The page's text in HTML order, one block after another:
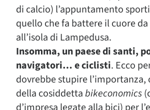
di calcio) l’appuntamento
quello che fa battere il cuore
all’isola di Lampedusa.
Insomma, un paese di santi,
navigatori… e ciclisti. Ecco
dovrebbe stupire l’importanza,
della cosiddettabikeconomics